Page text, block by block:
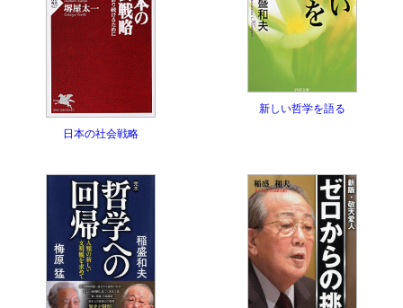
日本の社会戦略
新しい哲学を語る